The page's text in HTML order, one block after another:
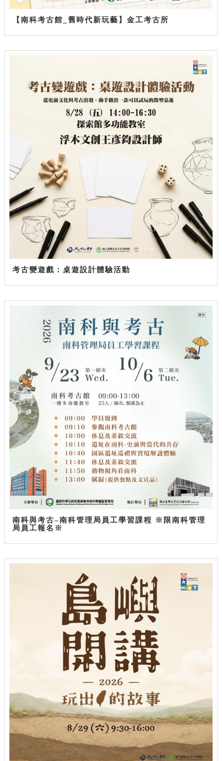
【南科考古館_舊時代新玩藝】金工考古所
考古變遊戲：桌遊設計體驗活動
南科與考古–南科管理局員工學習課程 ※限南科管理
局員工報名※